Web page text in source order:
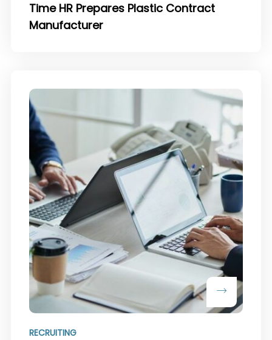
Time HR Prepares Plastic Contract
Manufacturer
RECRUITING